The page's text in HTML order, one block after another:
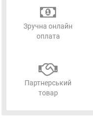
Зручна онлайн
оплата
Партнерський
товар